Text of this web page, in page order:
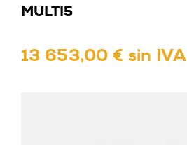
MULTI5
13 653,00 € sin IVA